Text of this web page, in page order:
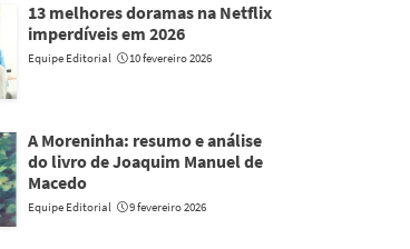
13 melhores doramas na Netflix
imperdíveis em 2026
Equipe Editorial 10 fevereiro 2026
A Moreninha: resumo e análise
do livro de Joaquim Manuel de
Macedo
Equipe Editorial 9 fevereiro 2026